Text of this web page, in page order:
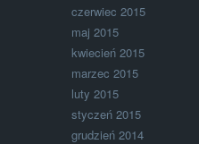
czerwiec 2015
maj 2015
kwiecień 2015
marzec 2015
luty 2015
styczeń 2015
grudzień 2014